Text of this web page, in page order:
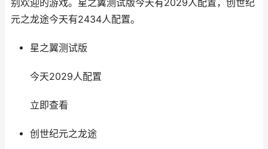
别欢迎的游戏。星之翼测试版今天有2029人配置，创世纪
元之龙途今天有2434人配置。
星之翼测试版
今天2029人配置
立即查看
创世纪元之龙途